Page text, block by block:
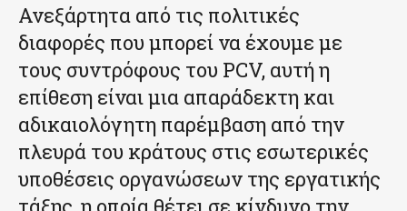
Ανεξάρτητα από τις πολιτικές
διαφορές που μπορεί να έχουμε με
τους συντρόφους του PCV, αυτή η
επίθεση είναι μια απαράδεκτη και
αδικαιολόγητη παρέμβαση από την
πλευρά του κράτους στις εσωτερικές
υποθέσεις οργανώσεων της εργατικής